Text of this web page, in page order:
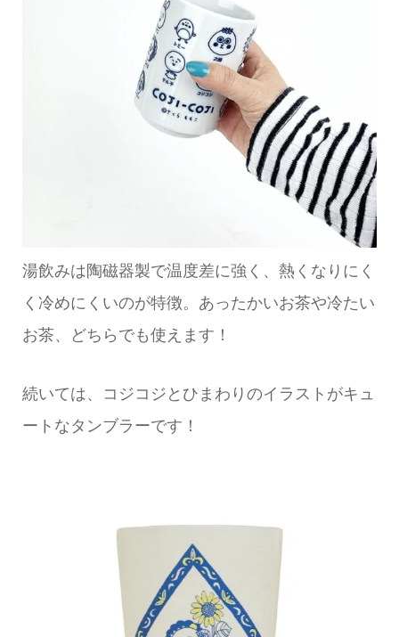
湯飲みは陶磁器製で温度差に強く、熱くなりにく
く冷めにくいのが特徴。あったかいお茶や冷たい
お茶、どちらでも使えます！
続いては、コジコジとひまわりのイラストがキュ
ートなタンブラーです！